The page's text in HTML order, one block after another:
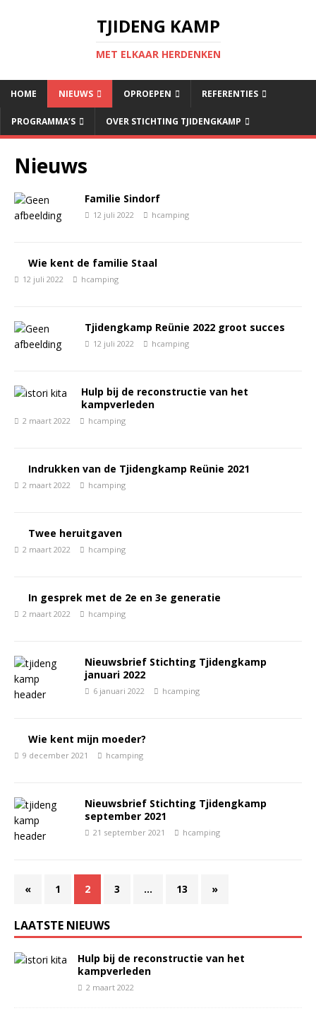
TJIDENG KAMP
MET ELKAAR HERDENKEN
HOME NIEUWS OPROEPEN REFERENTIES
PROGRAMMA’S OVER STICHTING TJIDENGKAMP
Nieuws
Familie Sindorf
12 juli 2022 hcamping
Wie kent de familie Staal
12 juli 2022 hcamping
Tjidengkamp Reünie 2022 groot succes
12 juli 2022 hcamping
Hulp bij de reconstructie van het
kampverleden
2 maart 2022 hcamping
Indrukken van de Tjidengkamp Reünie 2021
2 maart 2022 hcamping
Twee heruitgaven
2 maart 2022 hcamping
In gesprek met de 2e en 3e generatie
2 maart 2022 hcamping
Nieuwsbrief Stichting Tjidengkamp
januari 2022
6 januari 2022 hcamping
Wie kent mijn moeder?
9 december 2021 hcamping
Nieuwsbrief Stichting Tjidengkamp
september 2021
21 september 2021 hcamping
« 1 2 3 … 13 »
LAATSTE NIEUWS
Hulp bij de reconstructie van het
kampverleden
2 maart 2022